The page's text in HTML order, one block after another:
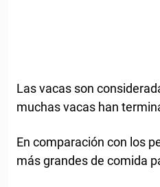
Las vacas son
muchas vacas han
En comparación con los
más grandes de comida